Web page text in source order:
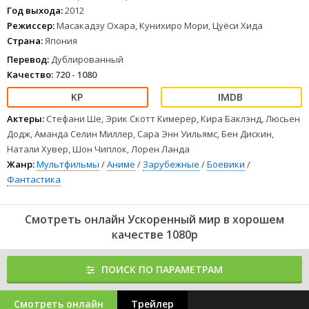
теннис со стенкой, где и правда добился успехов. Но вдруг
случилось странное – Хару пригласила на разговор сама
Куроюкихимэ, принцесса Черноснежка, самая красивая и
загадочная девушка школы!
Черноснежка предложила Арите разорвать шаблон и выйти из
образа неудачника путем участия в
12345 678
Год выхода:2012
Режиссер:Масакадзу Охара, Кунихиро Мори, Цуёси Хида
Страна:Япония
Перевод: Дублированный
Качество: 720 - 1080
Актеры: Стефани Ше, Эрик Скотт Кимерер, Кира Баклэнд, Люсьен
Додж, Аманда Селин Миллер, Сара Энн Уильямс, Бен Дискин,
Натали Хувер, Шон Чиплок, Лорен Ланда
Жанр:Мультфильмы /Аниме / Зарубежные /Боевики /
Фантастика
Смотреть онлайн Ускоренный мир в хорошем
качестве 1080p
ПОИСК ПО ПАРАМЕТРАМ
Смотреть онлайн Трейлер